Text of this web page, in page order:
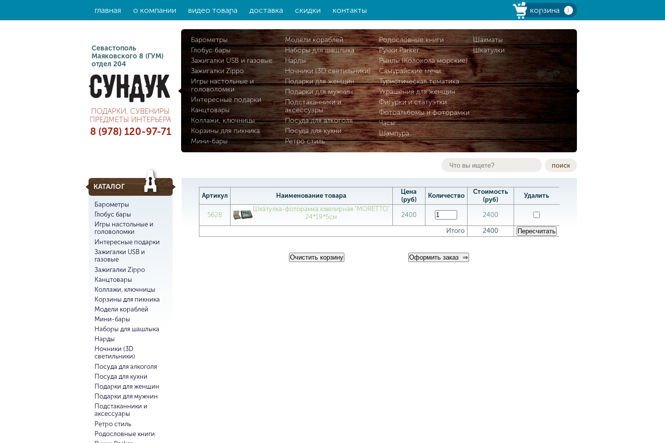
главная о компании видео товара доставка скидки контакты корзина 1
Севастополь
Маяковского 8 (ГУМ)
отдел 204
ПОДАРКИ, СУВЕНИРЫ
ПРЕДМЕТЫ ИНТЕРЬЕРА
8 (978) 120-97-71
Барометры
Глобус бары
Зажигалки USB и газовые
Зажигалки Zippo
Игры настольные и
головоломки
Интересные подарки
Канцтовары
Коллажи, ключницы
Корзины для пикника
Мини-бары
Модели кораблей
Наборы для шашлыка
Нарды
Ночники (3D светильники)
Подарки для женщин
Подарки для мужчин
Подстаканники и
аксессуары
Посуда для алкоголя
Посуда для кухни
Ретро стиль
Родословные книги
Ручки Parker
Рынды (Колокола морские)
Самурайские мечи
Туристическая тематика
Украшения для женщин
Фигурки и статуэтки
Фотоальбомы и фоторамки
Часы
Шампура
Шахматы
Шкатулки
поиск
КАТАЛОГ
Барометры
Глобус бары
Игры настольные и
головоломки
Интересные подарки
Зажигалки USB и
газовые
Зажигалки Zippo
Канцтовары
Коллажи, ключницы
Корзины для пикника
Модели кораблей
Мини-бары
Наборы для шашлыка
Нарды
Ночники (3D
светильники)
Посуда для алкоголя
Посуда для кухни
Подарки для женщин
Подарки для мужчин
Подстаканники и
аксессуары
Ретро стиль
Родословные книги
Артикул Наименование товара
Цена
(руб)
Количество
Стоимость
(руб)
Удалить
5628
Шкатулка-фоторамка ювелирная "MORETTO"
24*19*5см
2400 2400
Итого 2400